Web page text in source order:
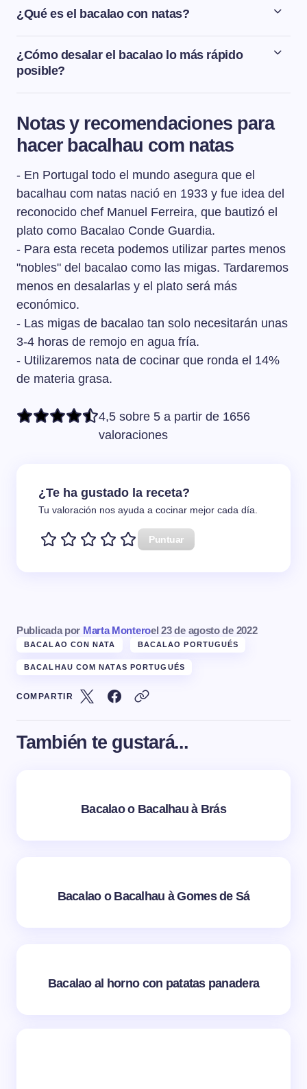
¿Qué es el bacalao con natas?
El bacalao con natas es una receta tradicional de la
cocina portuguesa, donde el bacalao se cocina en leche
para posteriormente mezclarlo con nata y patatas fritas.
crujiente gracias a la capa de queso gratinado.
¿Cómo desalar el bacalao lo más rápido
posible?
El tiempo de desalado del bacalao irá en función del
solo necesitarán unas 3-4 horas de remojo en agua fría.
Las zonas un poco más anchas como la cola o la oreja
o 3 dedos de grosor necesitarán 2 o 3 días
respectivamente para que estén en su punto.
Notas y recomendaciones para
hacer bacalhau com natas
- En Portugal todo el mundo asegura que el
bacalhau com natas nació en 1933 y fue idea del
reconocido chef Manuel Ferreira, que bautizó el
plato como Bacalao Conde Guardia.
- Para esta receta podemos utilizar partes menos
"nobles" del bacalao como las migas. Tardaremos
menos en desalarlas y el plato será más
económico.
- Las migas de bacalao tan solo necesitarán unas
3-4 horas de remojo en agua fría.
- Utilizaremos nata de cocinar que ronda el 14%
de materia grasa.
4,5 sobre 5 a partir de 1656
valoraciones
¿Te ha gustado la receta?
Tu valoración nos ayuda a cocinar mejor cada día.
Puntuar
Publicada por Marta Monteroel 23 de agosto de 2022
BACALAO CON NATA BACALAO PORTUGUÉS
BACALHAU COM NATAS PORTUGUÉS
COMPARTIR
También te gustará...
Bacalao o Bacalhau à Brás
Bacalao o Bacalhau à Gomes de Sá
Bacalao al horno con patatas panadera